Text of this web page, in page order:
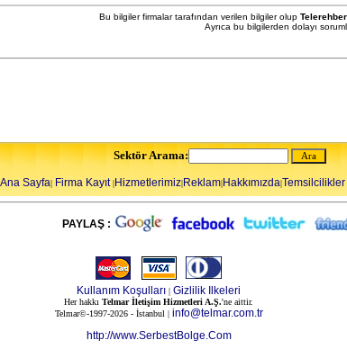
Bu bilgiler firmalar tarafından verilen bilgiler olup Telerehber
Ayrıca bu bilgilerden dolayı
Sektör Arama:
Ana Sayfa| Firma Kayıt|Hizmetlerimiz|Reklam|Hakkımızda|Temsilcilikler
PAYLAŞ :
Kullanım Koşulları | Gizlilik Ilkeleri
Her hakkı Telmar İletişim Hizmetleri A.Ş.'ne aittir.
Telmar©-1997-2026 - İstanbul | info@telmar.com.tr
http://www.SerbestBolge.Com